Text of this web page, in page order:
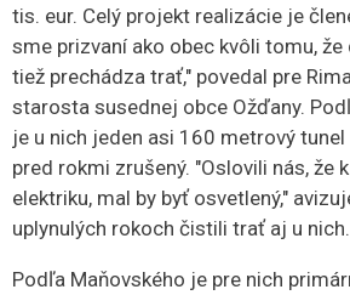
tis. eur. Celý projekt realizácie je
sme prizvaní ako obec kvôli tomu,
tiež prechádza trať," povedal pre
starosta susednej obce Ožďany.
je u nich jeden asi 160 metrový
pred rokmi zrušený. "Oslovili nás, že
elektriku, mal by byť osvetlený,"
uplynulých rokoch čistili trať aj u nich.
Podľa Maňovského je pre nich